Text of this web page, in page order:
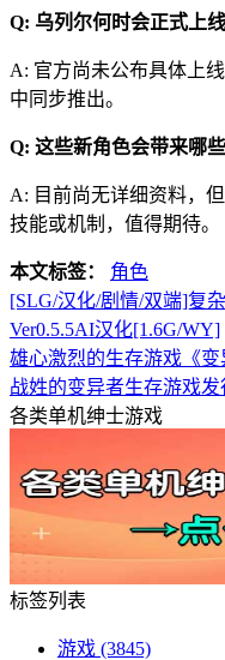
Q: 乌列尔何时会正式上线
A: 官方尚未公布具体上
中同步推出。
Q: 这些新角色会带来哪
A: 目前尚无详细资料，
技能或机制，值得期待。
本文标签：
角色
[SLG/汉化/剧情/双端]复
Ver0.5.5AI汉化[1.6G/WY]
雄心激烈的生存游戏《
战姓的变异者生存游戏发
各类单机绅士游戏
标签列表
游戏 (3845)